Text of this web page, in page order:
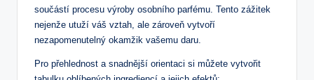
součástí procesu výroby osobního parfému. Tento zážitek
nejenže utuží⁤ váš vztah, ale zároveň vytvoří
nezapomenutelný okamžik ​vašemu daru.
Pro přehlednost a ​snadnější orientaci ​si můžete vytvořit